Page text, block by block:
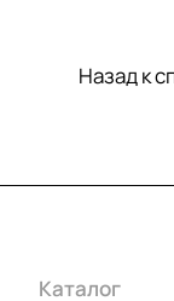
Назад к
Каталог